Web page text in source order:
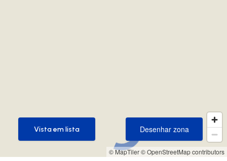
© MapTiler© OpenStreetMap contributors
Desenhar zona
Desenhar zona
Vista em lista
Vista em lista